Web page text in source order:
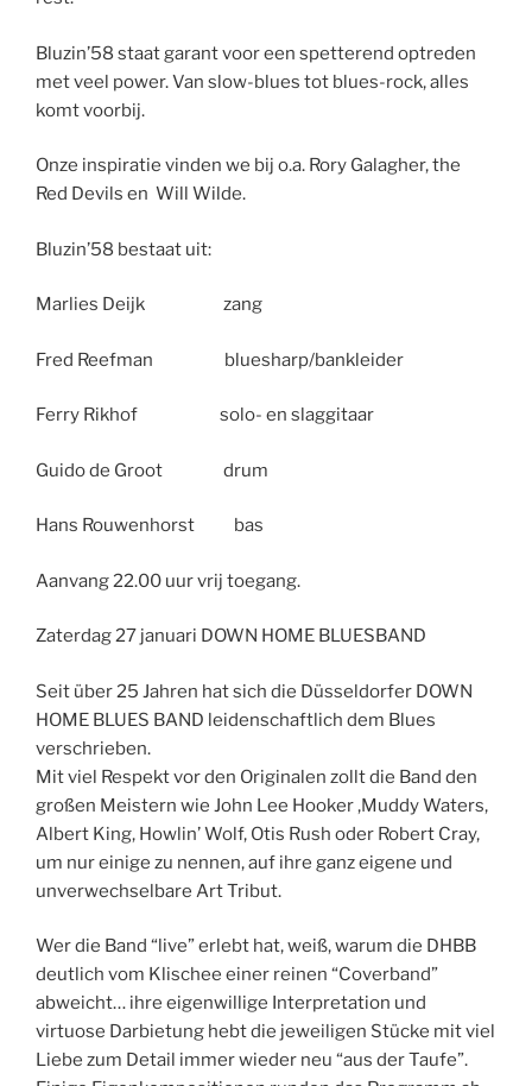
Bluzin’58 staat garant voor een spetterend optreden
met veel power. Van slow-blues tot blues-rock, alles
komt voorbij.
Onze inspiratie vinden we bij o.a. Rory Galagher, the
Red Devils en Will Wilde.
Bluzin’58 bestaat uit:
Marlies Deijk zang
Fred Reefman bluesharp/bankleider
Ferry Rikhof solo- en slaggitaar
Guido de Groot drum
Hans Rouwenhorst bas
Aanvang 22.00 uur vrij toegang.
Zaterdag 27 januari DOWN HOME BLUESBAND
Seit über 25 Jahren hat sich die Düsseldorfer DOWN
HOME BLUES BAND leidenschaftlich dem Blues
verschrieben.
Mit viel Respekt vor den Originalen zollt die Band den
großen Meistern wie John Lee Hooker ,Muddy Waters,
Albert King, Howlin’ Wolf, Otis Rush oder Robert Cray,
um nur einige zu nennen, auf ihre ganz eigene und
unverwechselbare Art Tribut.
Wer die Band “live” erlebt hat, weiß, warum die DHBB
deutlich vom Klischee einer reinen “Coverband”
abweicht… ihre eigenwillige Interpretation und
virtuose Darbietung hebt die jeweiligen Stücke mit viel
Liebe zum Detail immer wieder neu “aus der Taufe”.